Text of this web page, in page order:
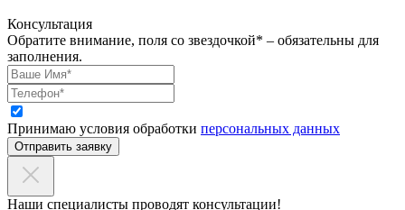
Консультация
Обратите внимание, поля со звездочкой* – обязательны для
заполнения.
Принимаю условия обработки персональных данных
Отправить заявку
Наши специалисты проводят консультации!